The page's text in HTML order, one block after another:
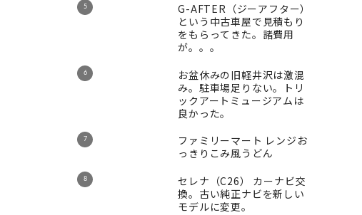
G-AFTER（ジーアフター）
という中古車屋で見積もり
をもらってきた。諸費用
が。。。
お盆休みの旧軽井沢は激混
み。駐車場足りない。トリ
ックアートミュージアムは
良かった。
ファミリーマート レンジお
っきりこみ風うどん
セレナ（C26） カーナビ交
換。古い純正ナビを新しい
モデルに変更。